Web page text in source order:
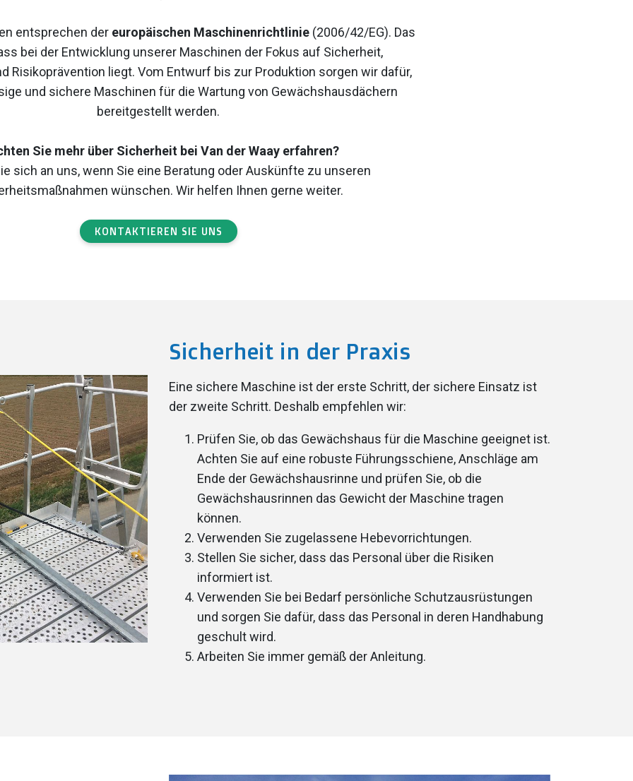
entsprechen der europäischen Maschinenrichtlinie(2006/42/EG). Das
bei der Entwicklung unserer Maschinen der Fokus auf Sicherheit,
Risikoprävention liegt. Vom Entwurf bis zur Produktion sorgen wir dafür,
und sichere Maschinen für die Wartung von Gewächshausdächern
bereitgestellt werden.
Sie mehr über Sicherheit bei Van der Waay erfahren?
sich an uns, wenn Sie eine Beratung oder Auskünfte zu unseren
wünschen. Wir helfen Ihnen gerne weiter.
KONTAKTIEREN SIE UNS
Sicherheit in der Praxis
Eine sichere Maschine ist der erste Schritt, der sichere Einsatz ist
der zweite Schritt. Deshalb empfehlen wir:
Prüfen Sie, ob das Gewächshaus für die Maschine geeignet ist.
Achten Sie auf eine robuste Führungsschiene, Anschläge am
Ende der Gewächshausrinne und prüfen Sie, ob die
Gewächshausrinnen das Gewicht der Maschine tragen
können.
Verwenden Sie zugelassene Hebevorrichtungen.
Stellen Sie sicher, dass das Personal über die Risiken
informiert ist.
Verwenden Sie bei Bedarf persönliche Schutzausrüstungen
und sorgen Sie dafür, dass das Personal in deren Handhabung
geschult wird.
Arbeiten Sie immer gemäß der Anleitung.